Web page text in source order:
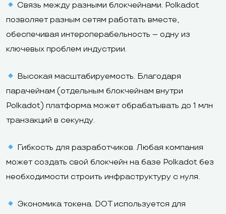
Связь между разными блокчейнами. Polkadot
позволяет разным сетям работать вместе,
обеспечивая интероперабельность – одну из
ключевых проблем индустрии.
Высокая масштабируемость. Благодаря
парачейнам (отдельным блокчейнам внутри
Polkadot) платформа может обрабатывать до 1 млн
транзакций в секунду.
Гибкость для разработчиков. Любая компания
может создать свой блокчейн на базе Polkadot без
необходимости строить инфраструктуру с нуля.
Экономика токена. DOT используется для